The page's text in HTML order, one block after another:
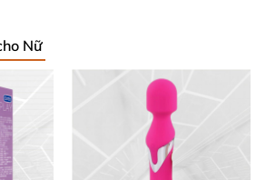
vóc dáng
mức rung mạnh mẽ + 5 chế độ
nhàng đến dữ dội
, tùy chỉnh theo
Nữ